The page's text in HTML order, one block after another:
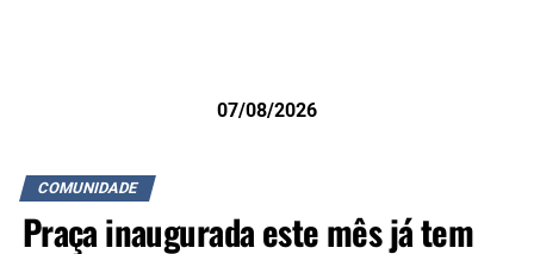
07/08/2026
COMUNIDADE
Praça inaugurada este mês já tem